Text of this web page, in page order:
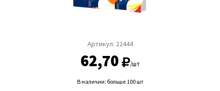
Артикул: 22444
62,70 /шт
В наличии: больше 100 шт